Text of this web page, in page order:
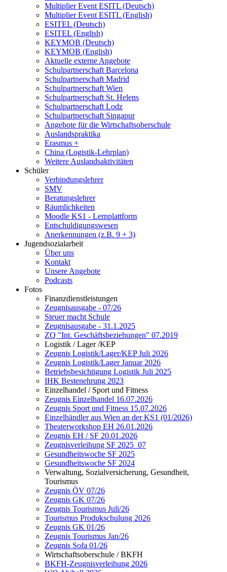
Multiplier Event ESITL (Deutsch)
Multiplier Event ESITL (English)
ESITEL (Deutsch)
ESITEL (English)
KEYMOB (Deutsch)
KEYMOB (English)
Aktuelle externe Angebote
Schulpartnerschaft Barcelona
Schulpartnerschaft Madrid
Schulpartnerschaft Wien
Schulpartnerschaft St. Helens
Schulpartnerschaft Lodz
Schulpartnerschaft Singapur
Angebote für die Wirtschaftsoberschule
Auslandspraktika
Erasmus +
China (Logistik-Lehrplan)
Weitere Auslandsaktivitäten
Schüler
Verbindungslehrer
SMV
Beratungslehrer
Räumlichkeiten
Moodle KS1 - Lernplattform
Entschuldigungswesen
Anerkennungen (z.B. 9 + 3)
Jugendsozialarbeit
Über uns
Kontakt
Unsere Angebote
Podcasts
Fotos
Finanzdienstleistungen
Zeugnisausgabe - 07/26
Steuer macht Schule
Zeugnisausgabe - 31.1.2025
ZQ "Int. Geschäftsbeziehungen" 07.2019
Logistik / Lager /KEP
Zeugnis Logistik/Lager/KEP Juli 2026
Zeugnis Logistik/Lager Januar 2026
Betriebsbesichtigung Logistik Juli 2025
IHK Bestenehrung 2023
Einzelhandel / Sport und Fitness
Zeugnis Einzelhandel 16.07.2026
Zeugnis Sport und Fitness 15.07.2026
Einzelhändler aus Wien an der KS1 (01/2026)
Theaterworkshop EH 26.01.2026
Zeugnis EH / SF 20.01.2026
Zeugnisverleihung SF 2025_07
Gesundheitswoche SF 2025
Gesundheitswoche SF 2024
Verwaltung, Sozialversicherung, Gesundheit,
Tourismus
Zeugnis ÖV 07/26
Zeugnis GK 07/26
Zeugnis Tourismus Juli/26
Tourismus Produkschulung 2026
Zeugnis GK 01/26
Zeugnis Tourismus Jan/26
Zeugnis Sofa 01/26
Wirtschaftsoberschule / BKFH
BKFH-Zeugnisverleihung 2026